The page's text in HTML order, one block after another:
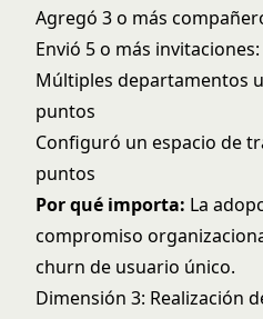
Agregó 3 o más
Envió 5 o más
Múltiples departamentos
puntos
Configuró un espacio de
puntos
Por qué importa: La
compromiso
churn de usuario único.
Dimensión 3: Realización